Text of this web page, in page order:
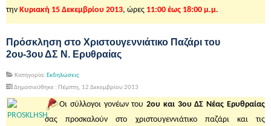
την Κυριακή 15 Δεκεμβρίου 2013, ώρες 11:00 έως 18:00 μ.μ.
Πρόσκληση στο Χριστουγεννιάτικο Παζάρι του
2ου-3ου ΔΣ Ν. Ερυθραίας
Κατηγορία: Εκδηλώσεις
Δημοσιεύθηκε : Πέμπτη, 12 Δεκεμβρίου 2013
Οι σύλλογοι γονέων του2ου και 3ου ΔΣ Νέας Ερυθραίας
σας προσκαλούν στο χριστουγεννιάτικο παζάρι και τις